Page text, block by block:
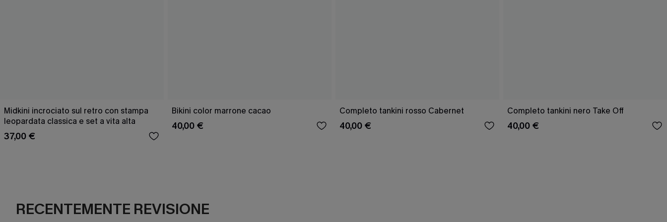
Midkini incrociato sul retro con stampa
leopardata classica e set a vita alta
37,00 €
Bikini color marrone cacao
40,00 €
Completo tankini rosso Cabernet
40,00 €
Completo tankini nero Take Off
40,00 €
RECENTEMENTE REVISIONE